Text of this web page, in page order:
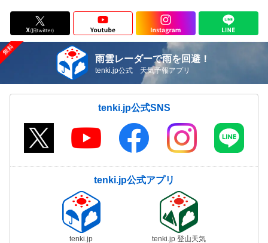
雨雲レーダーで雨を回避！
tenki.jp公式 天気予報アプリ
tenki.jp公式SNS
tenki.jp公式アプリ
tenki.jp tenki.jp 登山天気